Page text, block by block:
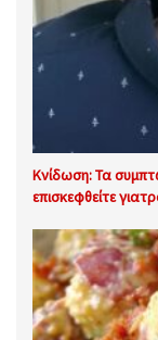
Κνίδωση: Τα
επισκεφθείτε